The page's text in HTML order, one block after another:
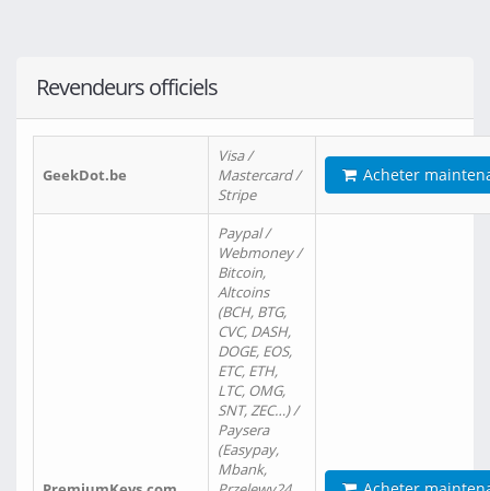
Revendeurs officiels
GeekDot.be
Visa /
Mastercard /
Stripe
Acheter
Paypal /
Webmoney /
Bitcoin,
Altcoins
(BCH, BTG,
CVC, DASH,
DOGE, EOS,
ETC, ETH,
LTC, OMG,
SNT, ZEC…) /
Paysera
(Easypay,
Mbank,